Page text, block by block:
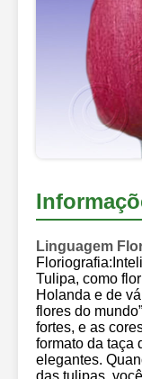
Linguagem
Tulipa, como
Holanda e de
flores do
fortes, e as
formato da taça
elegantes.
das tulipas,